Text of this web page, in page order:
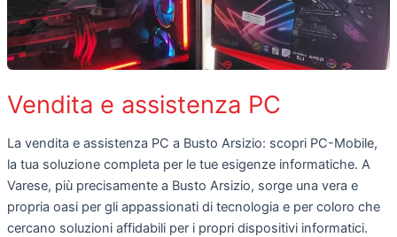
Vendita e assistenza PC
La vendita e assistenza PC a Busto Arsizio: scopri PC-Mobile,
la tua soluzione completa per le tue esigenze informatiche. A
Varese, più precisamente a Busto Arsizio, sorge una vera e
propria oasi per gli appassionati di tecnologia e per coloro che
cercano soluzioni affidabili per i propri dispositivi informatici.